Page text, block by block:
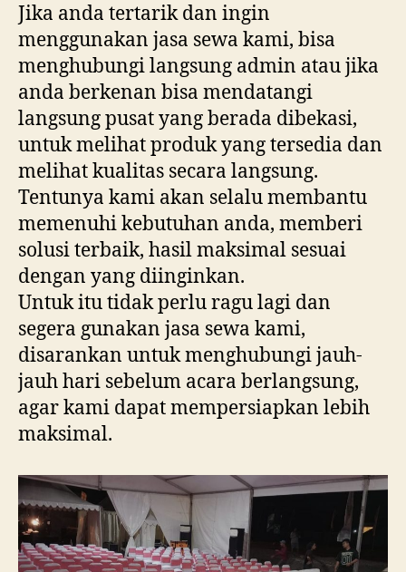
Jika anda tertarik dan ingin
menggunakan jasa sewa kami, bisa
menghubungi langsung admin atau jika
anda berkenan bisa mendatangi
langsung pusat yang berada dibekasi,
untuk melihat produk yang tersedia dan
melihat kualitas secara langsung.
Tentunya kami akan selalu membantu
memenuhi kebutuhan anda, memberi
solusi terbaik, hasil maksimal sesuai
dengan yang diinginkan.
Untuk itu tidak perlu ragu lagi dan
segera gunakan jasa sewa kami,
disarankan untuk menghubungi jauh-
jauh hari sebelum acara berlangsung,
agar kami dapat mempersiapkan lebih
maksimal.